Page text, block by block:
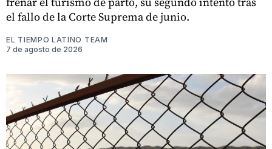
el fallo de la Corte Suprema de junio.
EL TIEMPO LATINO TEAM
7 de agosto de 2026